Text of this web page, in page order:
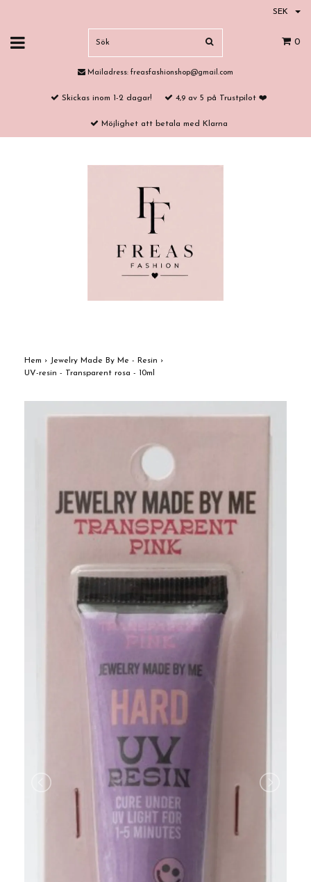
SEK
0
Mailadress: freasfashionshop@gmail.com
Skickas inom 1-2 dagar! 4,9 av 5 på Trustpilot ❤️
Möjlighet att betala med Klarna
Hem › Jewelry Made By Me - Resin ›
UV-resin - Transparent rosa - 10ml